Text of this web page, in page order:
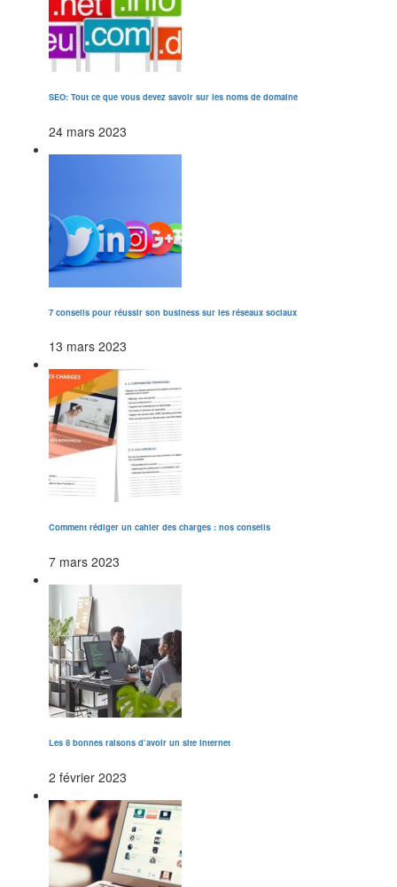
SEO: Tout ce que vous devez savoir sur les noms de domaine
24 mars 2023
7 conseils pour réussir son business sur les réseaux sociaux
13 mars 2023
Comment rédiger un cahier des charges : nos conseils
7 mars 2023
Les 8 bonnes raisons d’avoir un site internet
2 février 2023